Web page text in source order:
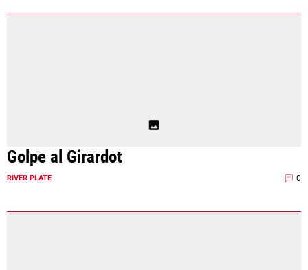
Golpe al Girardot
RIVER PLATE 0